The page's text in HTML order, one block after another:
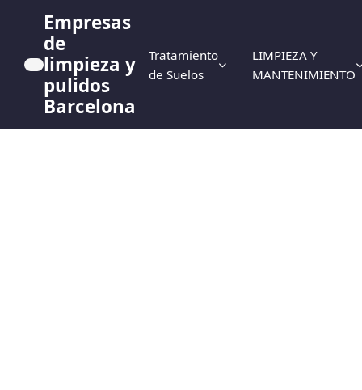
Empresas
de
limpieza y
pulidos
Barcelona
Tratamiento
de Suelos
LIMPIEZA Y
MANTENIMIENTO